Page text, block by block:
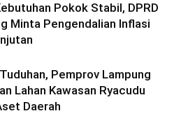
Pokok Stabil, DPRD
Minta Pengendalian Inflasi
Pemprov Lampung
Lahan Kawasan Ryacudu
Daerah